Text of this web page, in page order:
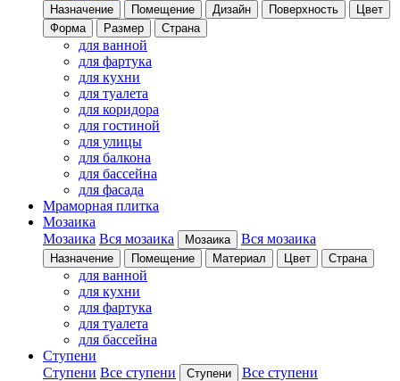
Назначение Помещение Дизайн Поверхность
Цвет
Форма
Размер Страна
для ванной
для фартука
для кухни
для туалета
для коридора
для гостиной
для улицы
для балкона
для бассейна
для фасада
Мраморная плитка
Мозаика
Мозаика Вся мозаика Мозаика Вся мозаика
Назначение Помещение Материал Цвет Страна
для ванной
для кухни
для фартука
для туалета
для бассейна
Ступени
Ступени Все ступени Ступени Все ступени